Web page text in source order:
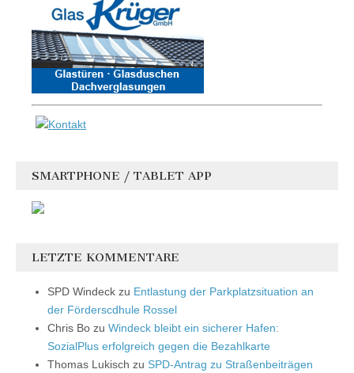
SMARTPHONE / TABLET APP
LETZTE KOMMENTARE
SPD Windeck zu Entlastung der Parkplatzsituation an
der Förderscdhule Rossel
Chris Bo zu Windeck bleibt ein sicherer Hafen:
SozialPlus erfolgreich gegen die Bezahlkarte
Thomas Lukisch zu SPD-Antrag zu Straßenbeiträgen